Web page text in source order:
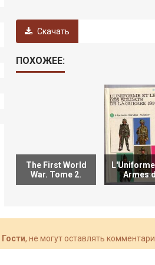
Скачать
ПОХОЖЕЕ:
The First World
War. Tome 2.
Armes
Гости, не могут оставлять